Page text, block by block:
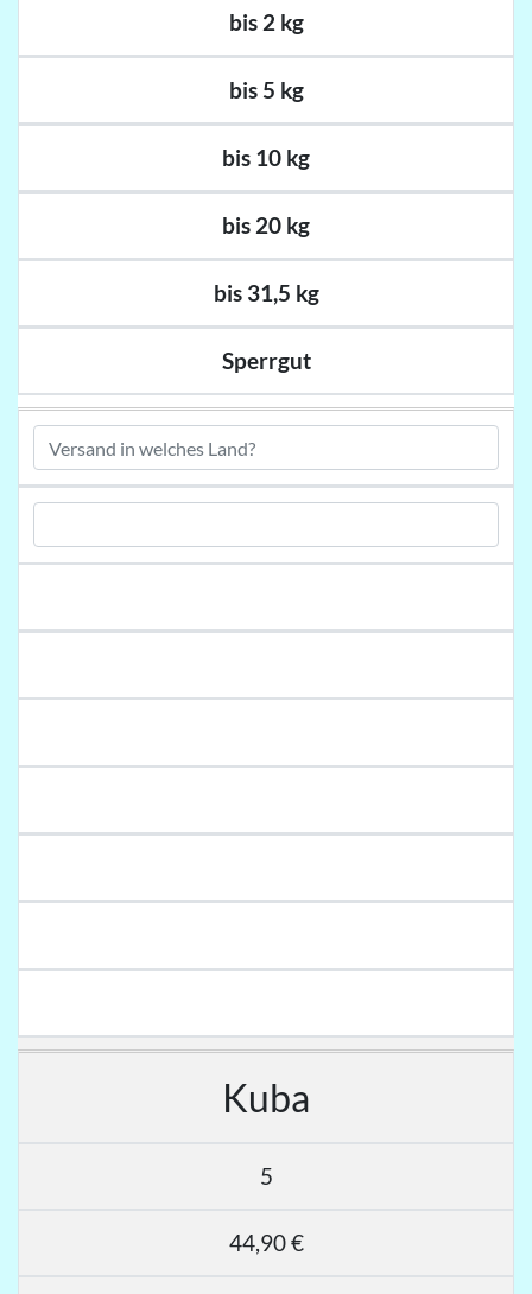
bis 2 kg
bis 5 kg
bis 10 kg
bis 20 kg
bis 31,5 kg
Sperrgut
Kuba
5
44,90 €